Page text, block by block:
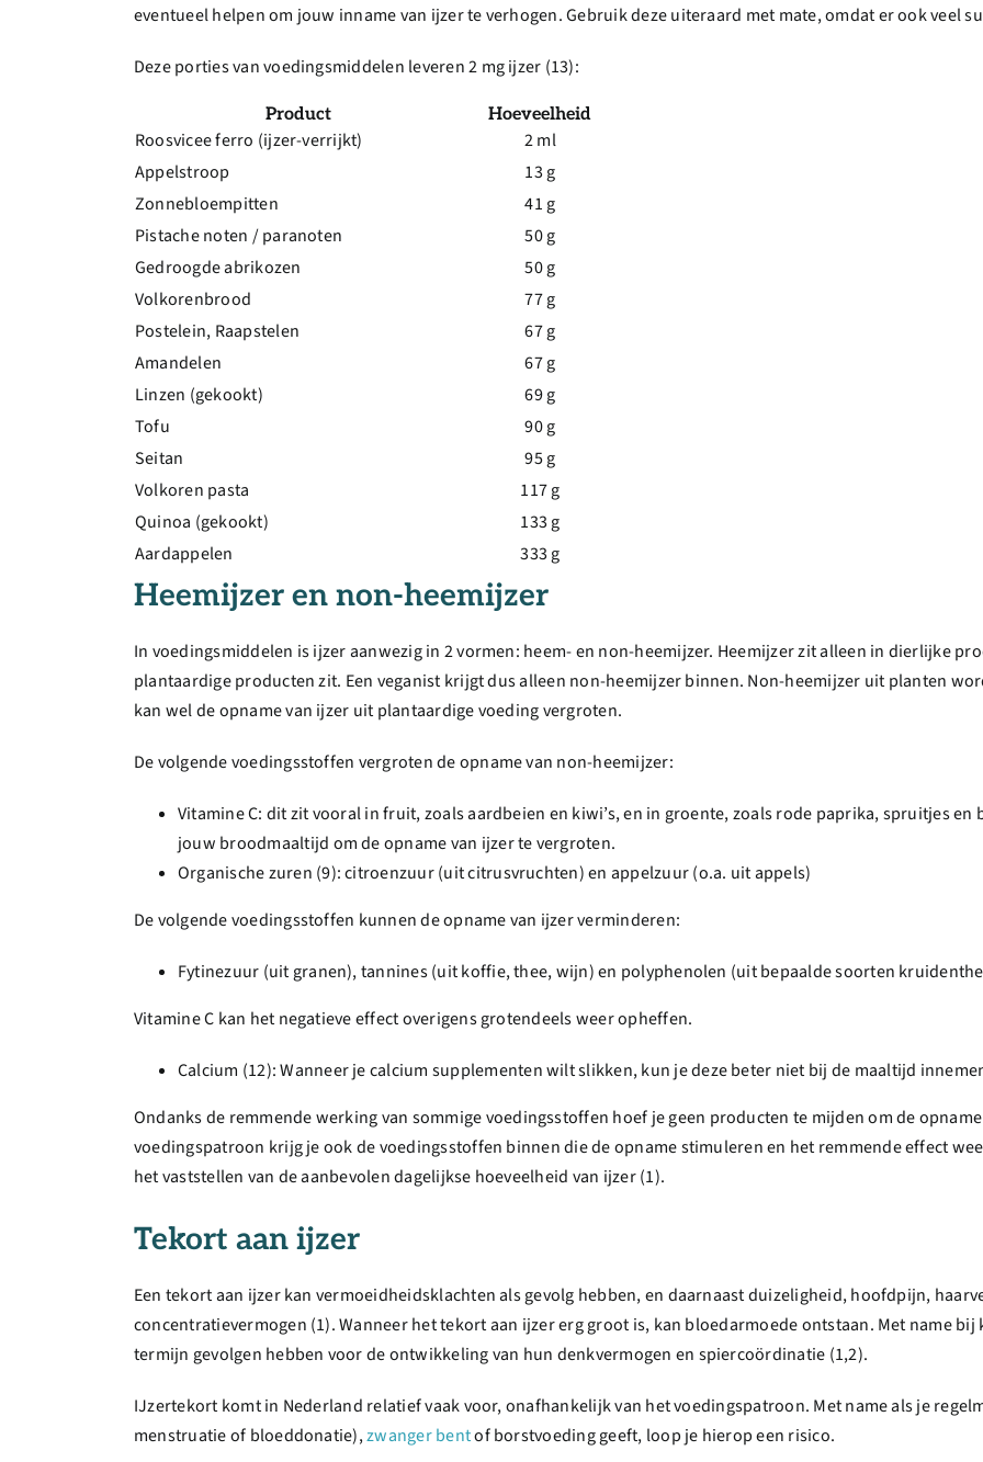
eventueel helpen om jouw inname van ijzer te verhogen. Gebruik deze uiteraard met mate, omdat er ook veel
Deze porties van voedingsmiddelen leveren 2 mg ijzer (13):
Product Hoeveelheid
Roosvicee ferro (ijzer-verrijkt)
2 ml
Appelstroop
13 g
Zonnebloempitten
41 g
Pistache noten / paranoten
50 g
Gedroogde abrikozen
50 g
Volkorenbrood
77 g
Postelein, Raapstelen
67 g
Amandelen
67 g
Linzen (gekookt)
69 g
Tofu
90 g
Seitan
95 g
Volkoren pasta
117 g
Quinoa (gekookt)
133 g
Aardappelen
333 g
Heemijzer en non-heemijzer
In voedingsmiddelen is ijzer aanwezig in 2 vormen: heem- en non-heemijzer. Heemijzer zit alleen in dierlijke
plantaardige producten zit. Een veganist krijgt dus alleen non-heemijzer binnen. Non-heemijzer uit planten
kan wel de opname van ijzer uit plantaardige voeding vergroten.
De volgende voedingsstoffen vergroten de opname van non-heemijzer:
Vitamine C: dit zit vooral in fruit, zoals aardbeien en kiwi’s, en in groente, zoals rode paprika, spruitjes
jouw broodmaaltijd om de opname van ijzer te vergroten.
Organische zuren (9): citroenzuur (uit citrusvruchten) en appelzuur (o.a. uit appels)
De volgende voedingsstoffen kunnen de opname van ijzer verminderen:
Fytinezuur (uit granen), tannines (uit koffie, thee, wijn) en polyphenolen (uit bepaalde soorten
Vitamine C kan het negatieve effect overigens grotendeels weer opheffen.
Calcium (12): Wanneer je calcium supplementen wilt slikken, kun je deze beter niet bij de maaltijd
Ondanks de remmende werking van sommigevoedingsstoffen hoef je geen producten te mijden om de
voedingspatroon krijg je ook de voedingsstoffen binnen die de opname stimuleren en het remmende effect
het vaststellen van de aanbevolen dagelijkse hoeveelheid van ijzer (1).
Tekort aan ijzer
Een tekort aan ijzer kan vermoeidheidsklachten als gevolg hebben, en daarnaast duizeligheid, hoofdpijn,
concentratievermogen (1). Wanneer het tekort aan ijzer erg groot is, kan bloedarmoede ontstaan. Met name
termijn gevolgen hebben voor de ontwikkeling van hun denkvermogen en spiercoördinatie (1,2).
IJzertekort komt in Nederland relatief vaak voor, onafhankelijk van het voedingspatroon. Met name als je
menstruatie of bloeddonatie),zwanger bentof borstvoeding geeft, loop je hierop een risico.